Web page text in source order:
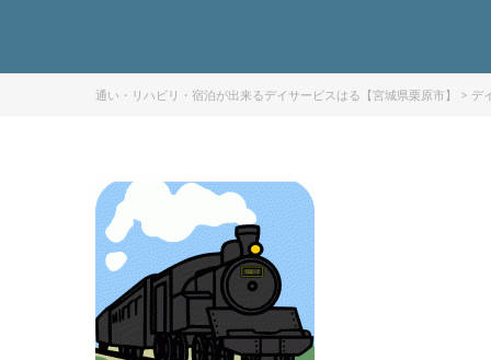
通い・リハビリ・宿泊が出来るデイサービスはる【宮城県栗原市】 > デ